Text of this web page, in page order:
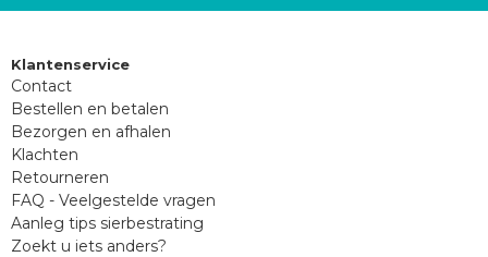
Klantenservice
Contact
Bestellen en betalen
Bezorgen en afhalen
Klachten
Retourneren
FAQ - Veelgestelde vragen
Aanleg tips sierbestrating
Zoekt u iets anders?